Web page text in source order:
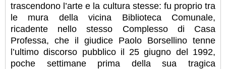
trascendono l’arte e la cultura stesse: fu proprio tra
le mura della vicina Biblioteca Comunale,
ricadente nello stesso Complesso di Casa
Professa, che il giudice Paolo Borsellino tenne
l’ultimo discorso pubblico il 25 giugno del 1992,
poche settimane prima della sua tragica